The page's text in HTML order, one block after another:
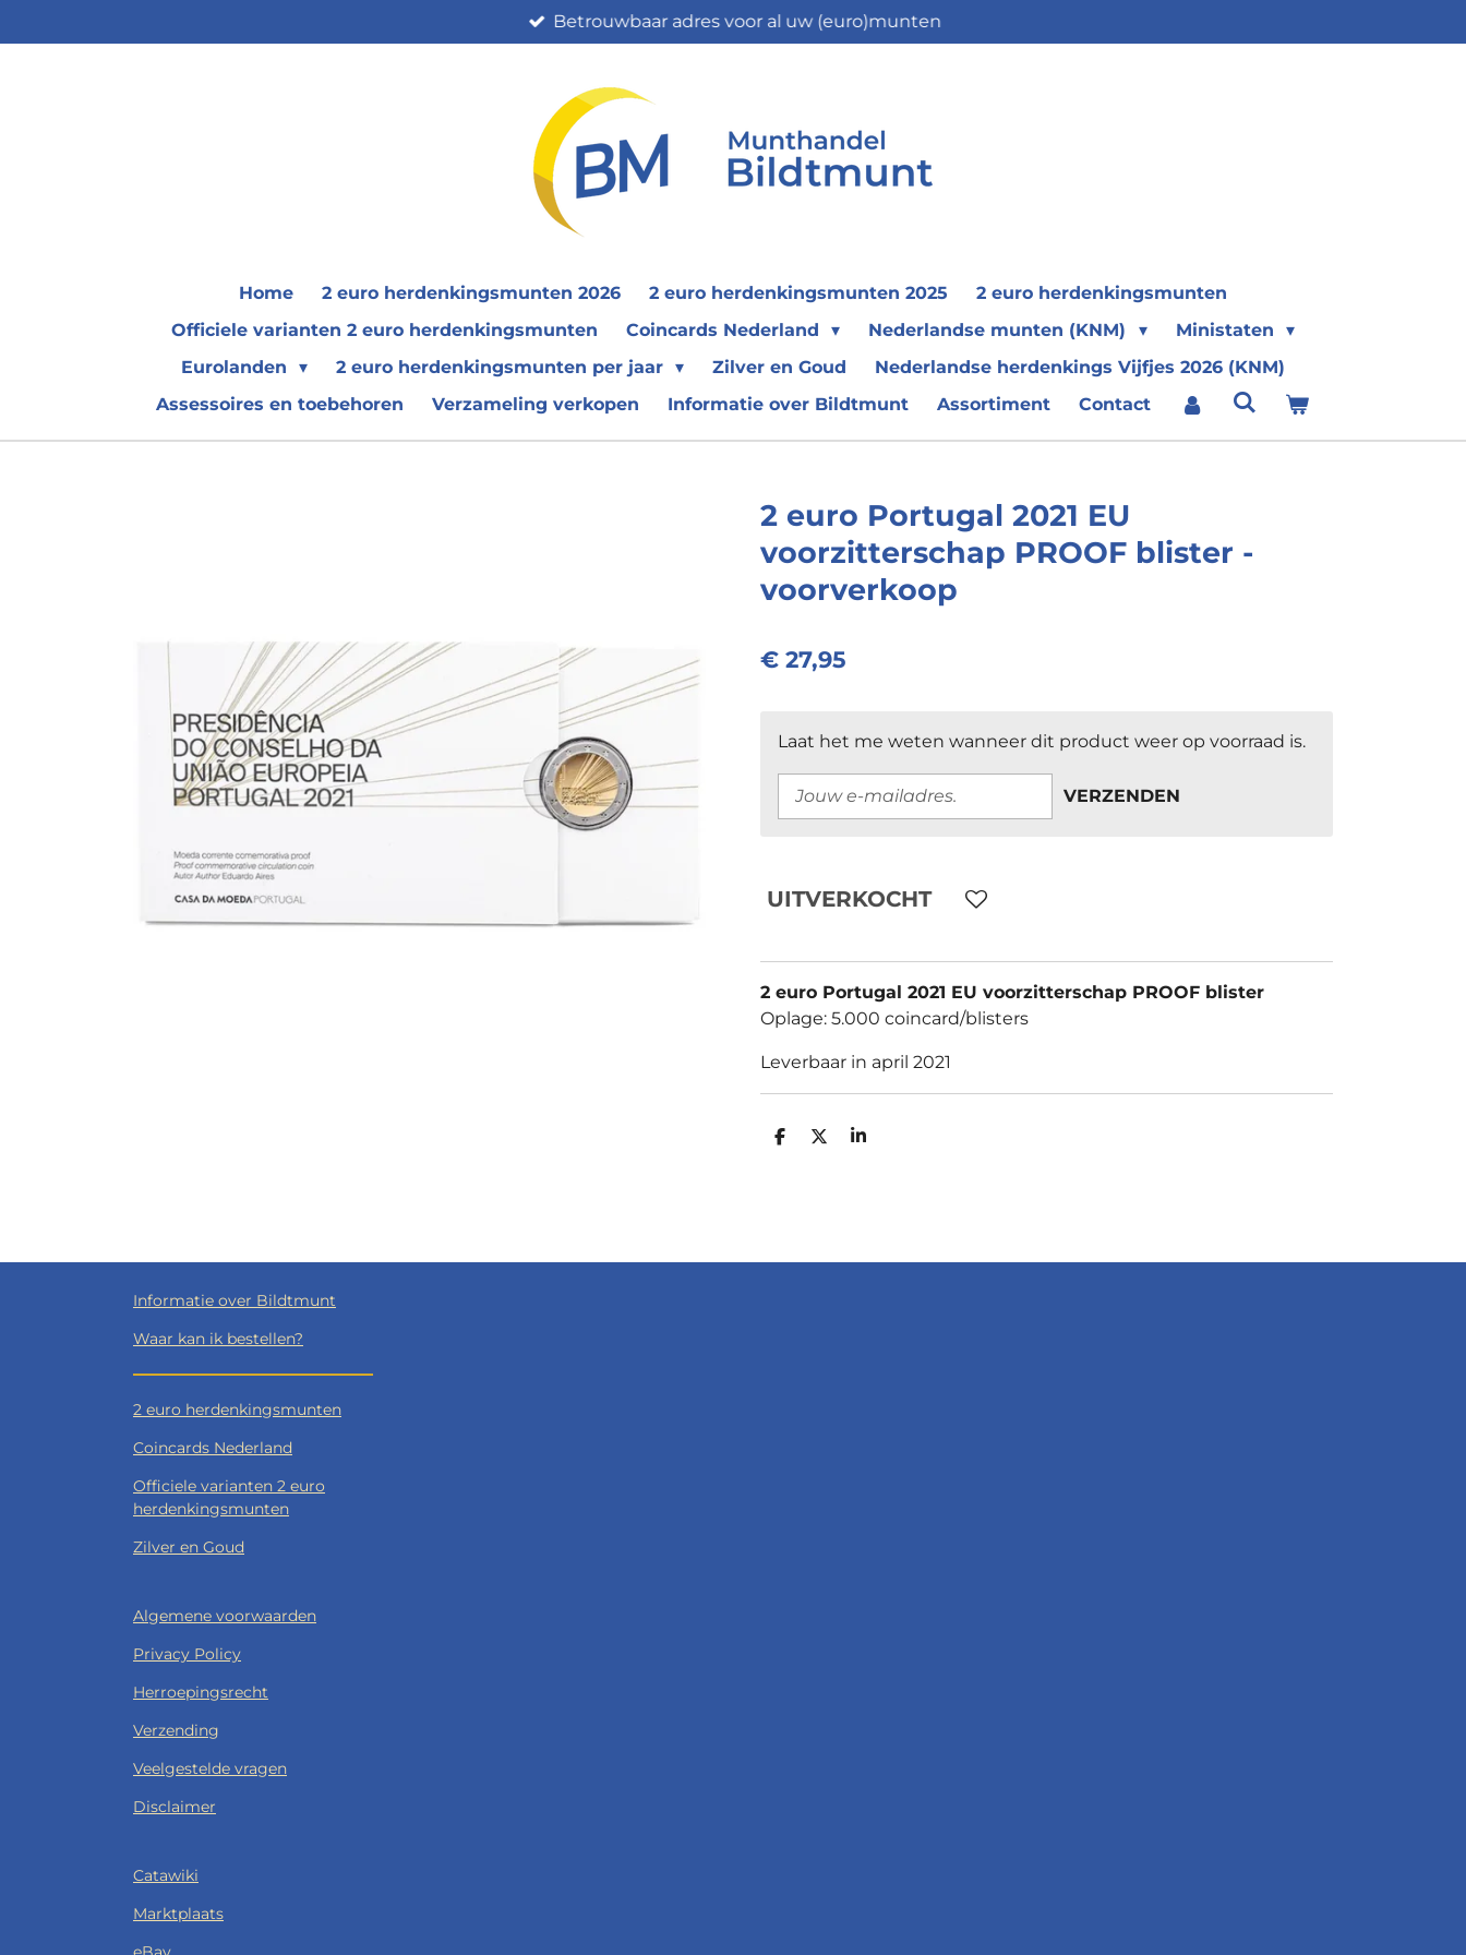
direct
Betrouwbaar adres voor al uw (euro)munten
Home 2 euro herdenkingsmunten 2026 2 euro herdenkingsmunten 2025
2 euro herdenkingsmunten
Officiele varianten 2 euro herdenkingsmunten
Coincards Nederland Nederlandse munten (KNM)
Ministaten
Eurolanden
2 euro herdenkingsmunten per jaar Zilver en Goud
Nederlandse herdenkings Vijfjes 2026 (KNM)
Assessoires en toebehoren
Verzameling verkopen Informatie over Bildtmunt Assortiment Contact
2 euro Portugal 2021 EU
voorzitterschap PROOF blister -
voorverkoop
€ 27,95
Laat het me weten wanneer dit product weer op voorraad is.
VERZENDEN
UITVERKOCHT
2 euro Portugal 2021 EU voorzitterschap PROOF blister
Oplage: 5.000 coincard/blisters
Leverbaar in april 2021
D
D
S
Informatie over Bildtmunt
Waar kan ik bestellen?
2 euro herdenkingsmunten
Coincards Nederland
Officiele varianten 2 euro
herdenkingsmunten
Zilver en Goud
Algemene voorwaarden
Privacy Policy
Herroepingsrecht
Verzending
Veelgestelde vragen
Disclaimer
Catawiki
Marktplaats